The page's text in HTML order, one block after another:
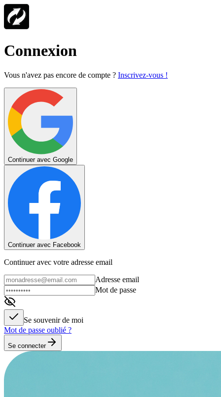
Connexion
Vous n'avez pas encore de compte ? Inscrivez-vous !
Continuer avec Google
Continuer avec Facebook
Continuer avec votre adresse email
Adresse email
Mot de passe
Se souvenir de moi
Mot de passe oublié ?
Se connecter